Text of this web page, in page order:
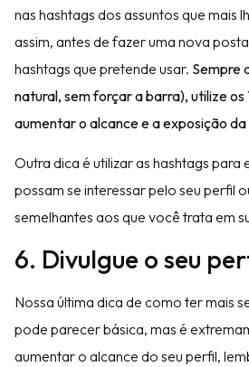
nas hashtags dos assuntos que mais
assim, antes de fazer uma nova
hashtags que pretende usar. Sempre
natural, sem forçar a barra), utilize os
aumentar o alcance e a exposição
Outra dica é utilizar as hashtags para
possam se interessar pelo seu perfil
semelhantes aos que você trata em
6. Divulgue o seu
Nossa última dica de como ter mais
pode parecer básica, mas é
aumentar o alcance do seu perfil,